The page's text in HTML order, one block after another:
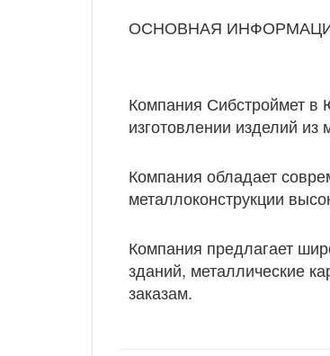
ОСНОВНАЯ
Компания Сибстроймет в
изготовлении изделий
Компания обладает
металлоконструкции
Компания предлагает
зданий, металлические
заказам.